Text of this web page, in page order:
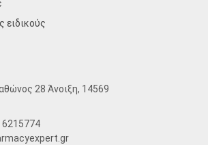
ειδικούς
28 Άνοιξη, 14569
6215774